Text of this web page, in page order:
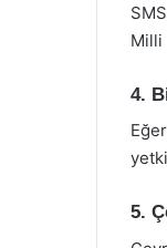
Milli
4.
5.